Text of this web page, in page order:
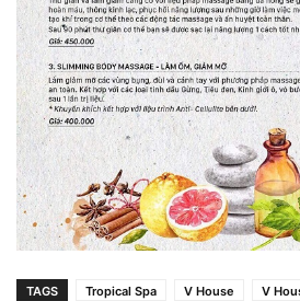
TAGS Tropical Spa V House V